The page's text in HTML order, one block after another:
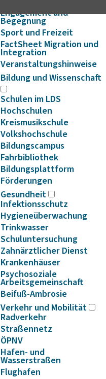
Engagement und
Begegnung
Sport und Freizeit
FactSheet Migration und
Integration
Veranstaltungshinweise
Bildung und Wissenschaft
Schulen im LDS
Hochschulen
Kreismusikschule
Volkshochschule
Bildungscampus
Fahrbibliothek
Bildungsplattform
Förderungen
Gesundheit
Infektionsschutz
Hygieneüberwachung
Trinkwasser
Schuluntersuchung
Zahnärztlicher Dienst
Krankenhäuser
Psychosoziale
Arbeitsgemeinschaft
Beifuß-Ambrosie
Verkehr und Mobilität
Radverkehr
Straßennetz
ÖPNV
Hafen- und
Wasserstraßen
Flughafen